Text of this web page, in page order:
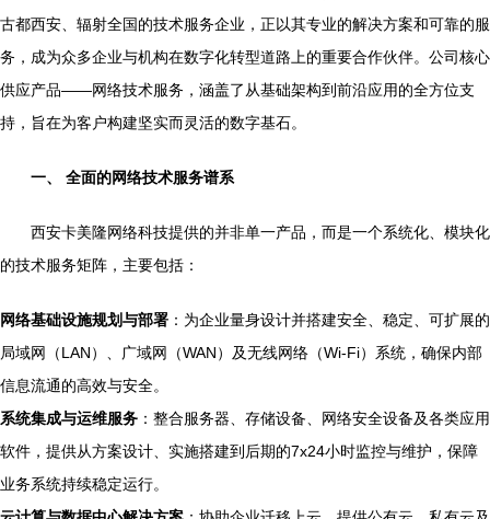
古都西安、辐射全国的技术服务企业，正以其专业的解决方案和可靠的服
务，成为众多企业与机构在数字化转型道路上的重要合作伙伴。公司核心
供应产品——网络技术服务，涵盖了从基础架构到前沿应用的全方位支
持，旨在为客户构建坚实而灵活的数字基石。
一、 全面的网络技术服务谱系
西安卡美隆网络科技提供的并非单一产品，而是一个系统化、模块化
的技术服务矩阵，主要包括：
网络基础设施规划与部署 ：为企业量身设计并搭建安全、稳定、可扩展的
局域网（LAN）、广域网（WAN）及无线网络（Wi-Fi）系统，确保内部
信息流通的高效与安全。
系统集成与运维服务 ：整合服务器、存储设备、网络安全设备及各类应用
软件，提供从方案设计、实施搭建到后期的7x24小时监控与维护，保障
业务系统持续稳定运行。